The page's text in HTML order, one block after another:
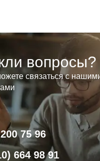
вопросы?
связаться с
75 96 8 800 200 75
664 98 91